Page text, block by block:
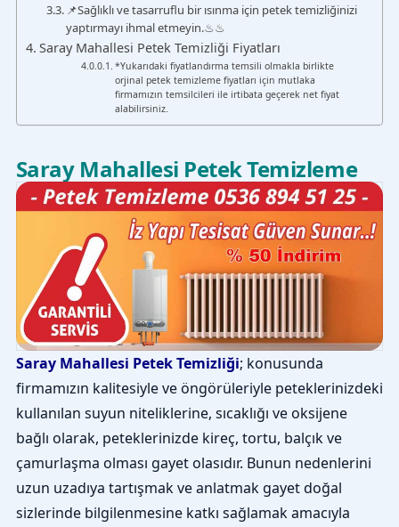
📌Sağlıklı ve tasarruflu bir ısınma için petek temizliğinizi
yaptırmayı ihmal etmeyin.♨♨
Saray Mahallesi Petek Temizliği Fiyatları
*Yukarıdaki fiyatlandırma temsili olmakla birlikte
orjinal petek temizleme fiyatları için mutlaka
firmamızın temsilcileri ile irtibata geçerek net fiyat
alabilirsiniz.
Saray Mahallesi Petek Temizleme
Saray Mahallesi Petek Temizliği; konusunda
firmamızın kalitesiyle ve öngörüleriyle peteklerinizdeki
kullanılan suyun niteliklerine, sıcaklığı ve oksijene
bağlı olarak, peteklerinizde kireç, tortu, balçık ve
çamurlaşma olması gayet olasıdır. Bunun nedenlerini
uzun uzadıya tartışmak ve anlatmak gayet doğal
sizlerinde bilgilenmesine katkı sağlamak amacıyla